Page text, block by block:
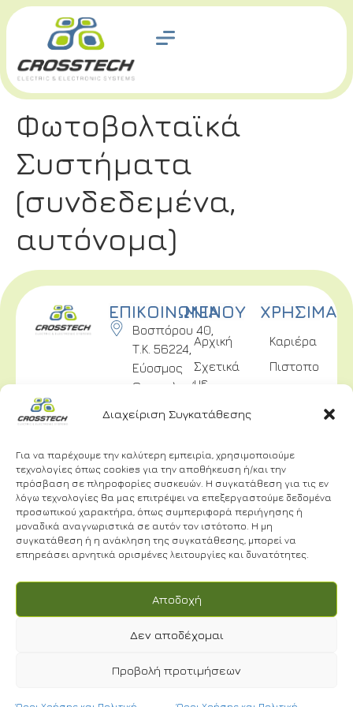
Διαχείριση Συγκατάθεσης
Για να παρέχουμε την καλύτερη εμπειρία, χρησιμοποιούμε
τεχνολογίες όπως cookies για την αποθήκευση ή/και την
πρόσβαση σε πληροφορίες συσκευών. Η συγκατάθεση για τις εν
λόγω τεχνολογίες θα μας επιτρέψει να επεξεργαστούμε δεδομένα
προσωπικού χαρακτήρα, όπως συμπεριφορά περιήγησης ή
μοναδικά αναγνωριστικά σε αυτόν τον ιστότοπο. Η μη
συγκατάθεση ή η ανάκληση της συγκατάθεσης, μπορεί να
επηρεάσει αρνητικά ορισμένες λειτουργίες και δυνατότητες.
Αποδοχή
Δεν αποδέχομαι
Προβολή προτιμήσεων
Φωτοβολταϊκά
Συστήματα
(συνδεδεμένα,
αυτόνομα)
ΕΠΙΚΟΙΝΩΝΙΑ
Βοσπόρου 40,
Τ.Κ. 56224,
Εύοσμος
Θεσσαλονίκης
2310
300
info@crosstech.gr
ΜΕΝΟΥ
Αρχική
Σχετικά
με
Υπηρεσίες
ΧΡΗΣΙΜΑ
Καριέρα
Απορρήτου
Πολιτική
Απορρήτου
Έχω διαβάσει και αποδέχομαι τουςΌρους
© 2024 | CROSSTECH All right reserved | Designed by